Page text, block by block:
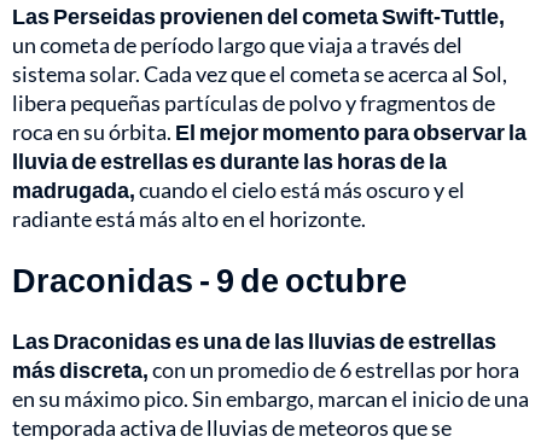
Las Perseidas provienen del cometa Swift-Tuttle,
un cometa de período largo que viaja a través del
sistema solar. Cada vez que el cometa se acerca al Sol,
libera pequeñas partículas de polvo y fragmentos de
roca en su órbita. El mejor momento para observar la
lluvia de estrellas es durante las horas de la
madrugada,cuando el cielo está más oscuro y el
radiante está más alto en el horizonte.
Draconidas - 9 de octubre
Las Draconidas es una de las lluvias de estrellas
más discreta,con un promedio de 6 estrellas por hora
en su máximo pico. Sin embargo, marcan el inicio de una
temporada activa de lluvias de meteoros que se